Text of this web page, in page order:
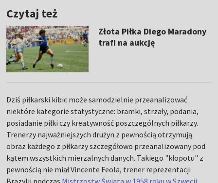
Czytaj też
Złota Piłka Diego Maradony
trafi na aukcję
Dziś piłkarski kibic może samodzielnie przeanalizować
niektóre kategorie statystyczne: bramki, strzały, podania,
posiadanie piłki czy kreatywność poszczególnych piłkarzy.
Trenerzy najważniejszych drużyn z pewnością otrzymują
obraz każdego z piłkarzy szczegółowo przeanalizowany pod
kątem wszystkich mierzalnych danych. Takiego "kłopotu" z
pewnością nie miał Vincente Feola, trener reprezentacji
Brazylii podczas Mistrzostw Świata w 1958 roku w Szwecji